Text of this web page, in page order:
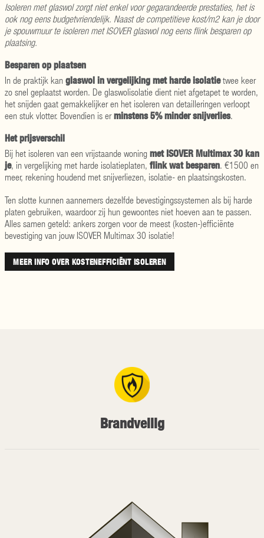
Isoleren met glaswol zorgt niet enkel voor gegarandeerde prestaties, het is
ook nog eens budgetvriendelijk. Naast de competitieve kost/m2 kan je door
je spouwmuur te isoleren met ISOVER glaswol nog eens flink besparen op
plaatsing.
Besparen op plaatsen
In de praktijk kan glaswol in vergelijking met harde isolatietwee keer
zo snel geplaatst worden. De glaswolisolatie dient niet afgetapet te worden,
het snijden gaat gemakkelijker en het isoleren van detailleringen verloopt
een stuk vlotter. Bovendien is erminstens 5% minder snijverlies.
Het prijsverschil
Bij het isoleren van een vrijstaande woning met ISOVER Multimax 30 kan
je, in vergelijking met harde isolatieplaten, flink wat besparen. €1500 en
meer, rekening houdend met snijverliezen, isolatie- en plaatsingskosten.
Ten slotte kunnen aannemers dezelfde bevestigingssystemen als bij harde
platen gebruiken, waardoor zij hun gewoontes niet hoeven aan te passen.
Alles samen geteld: ankers zorgen voor de meest (kosten-)efficiënte
bevestiging van jouw ISOVER Multimax 30 isolatie!
MEER INFO OVER KOSTENEFFICIËNT ISOLEREN
Brandveilig